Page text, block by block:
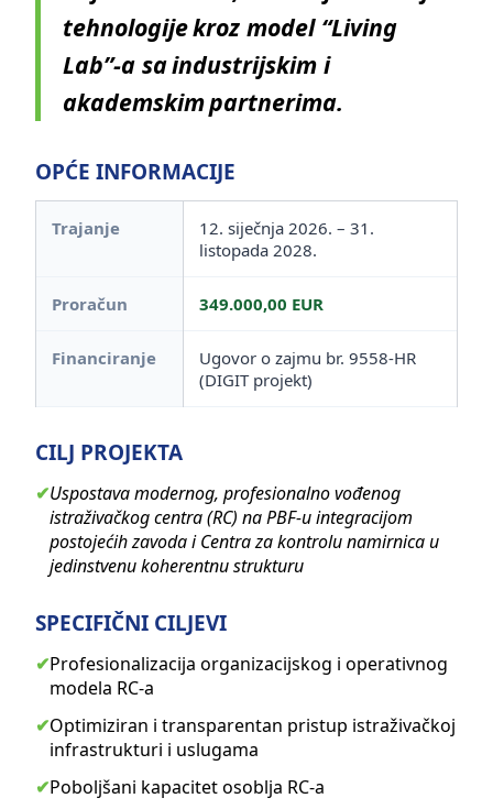
tehnologijekroz model “Living
Lab”-a saindustrijskim i
akademskimpartnerima.
OPĆE INFORMACIJE
Trajanje
12. siječnja 2026. – 31.
listopada 2028.
Proračun 349.000,00 EUR
Financiranje
Ugovor o zajmu br. 9558-HR
(DIGIT projekt)
CILJ PROJEKTA
✔Uspostava modernog, profesionalno vođenog
istraživačkog centra (RC) na PBF-u integracijom
postojećih zavoda i Centra za kontrolu namirnica u
jedinstvenu koherentnu strukturu
SPECIFIČNI CILJEVI
✔Profesionalizacija organizacijskog i operativnog
modela RC-a
✔Optimiziran i transparentan pristup istraživačkoj
infrastrukturi i uslugama
✔Poboljšani kapacitet osoblja RC-a